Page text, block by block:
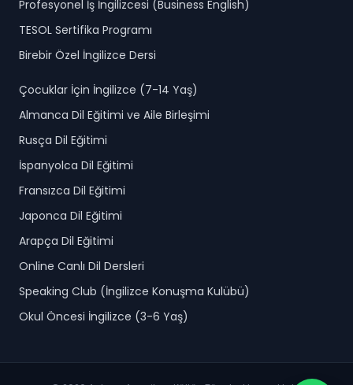
Profesyonel İş İngilizcesi (Business English)
TESOL Sertifika Programı
Birebir Özel İngilizce Dersi
Çocuklar İçin İngilizce (7-14 Yaş)
Almanca Dil Eğitimi ve Aile Birleşimi
Rusça Dil Eğitimi
İspanyolca Dil Eğitimi
Fransızca Dil Eğitimi
Japonca Dil Eğitimi
Arapça Dil Eğitimi
Online Canlı Dil Dersleri
Speaking Club (İngilizce Konuşma Kulübü)
Okul Öncesi İngilizce (3-6 Yaş)